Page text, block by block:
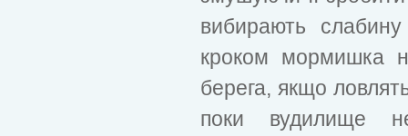
вибирають
кроком мормишка
берега, якщо
поки вудилище